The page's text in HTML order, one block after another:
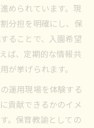
められています。現
分担を明確にし、保
ることで、入園希望
ば、定期的な情報共
が挙げられます。
運用現場を体験する
貢献できるかのイメ
。保育教諭としての